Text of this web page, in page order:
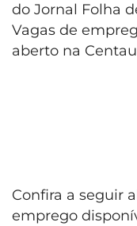
do Jornal Folha
Vagas de
aberto na
Confira a seguir
emprego